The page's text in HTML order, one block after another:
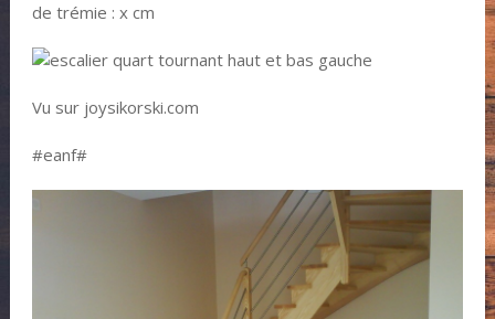
de trémie : x cm
Vu sur joysikorski.com
#eanf#